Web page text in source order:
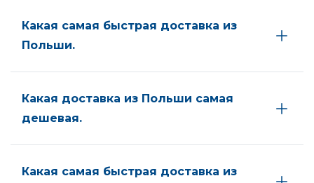
Какая самая быстрая доставка из
Польши.
Какая доставка из Польши самая
дешевая.
Какая самая быстрая доставка из